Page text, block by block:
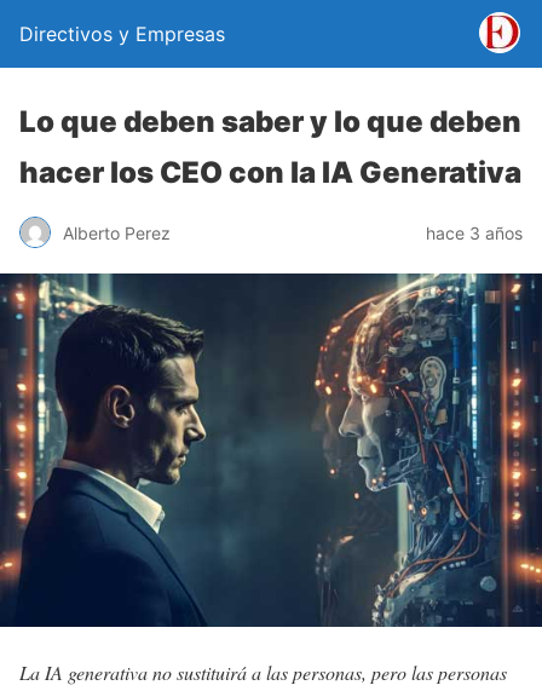
Directivos y Empresas
Lo que deben saber y lo que deben
hacer los CEO con la IA Generativa
Alberto Perez hace 3 años
La IA generativa no sustituirá a las personas, pero las personas